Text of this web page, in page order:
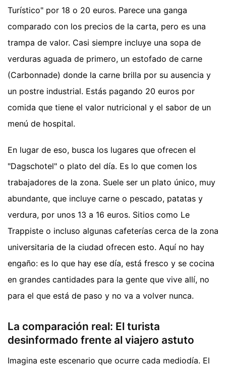
Turístico" por 18 o 20 euros. Parece una ganga
comparado con los precios de la carta, pero es una
trampa de valor. Casi siempre incluye una sopa de
verduras aguada de primero, un estofado de carne
(Carbonnade) donde la carne brilla por su ausencia y
un postre industrial. Estás pagando 20 euros por
comida que tiene el valor nutricional y el sabor de un
menú de hospital.
En lugar de eso, busca los lugares que ofrecen el
"Dagschotel" o plato del día. Es lo que comen los
trabajadores de la zona. Suele ser un plato único, muy
abundante, que incluye carne o pescado, patatas y
verdura, por unos 13 a 16 euros. Sitios como Le
Trappiste o incluso algunas cafeterías cerca de la zona
universitaria de la ciudad ofrecen esto. Aquí no hay
engaño: es lo que hay ese día, está fresco y se cocina
en grandes cantidades para la gente que vive allí, no
para el que está de paso y no va a volver nunca.
La comparación real: El turista
desinformado frente al viajero astuto
Imagina este escenario que ocurre cada mediodía. El